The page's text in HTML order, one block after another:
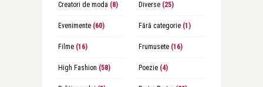
Creatori de moda (8) Diverse(25)
Evenimente(60) Fără categorie(1)
Filme(16) Frumusete(16)
High Fashion (58) Poezie(4)